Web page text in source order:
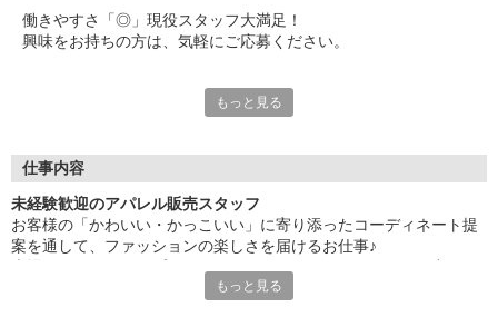
入社時から支給／特別手当
※手当の種類はエリアにより異なります。詳細は面
接時にお尋ねください。
働きやすさ「◎」現役スタッフ大満足！
興味をお持ちの方は、気軽にご応募ください。
復帰後の時短勤務など生活環境に合わせた働き方もできます。こ
【ライブラリースペース（会社内）有】
様々な分野の本を常備！ショップスタッフの利用可能。
【1シーズン1〜2コーデ分支給（規定あり）】
もっと見る
仕事内容
未経験歓迎のアパレル販売スタッフ
お客様の「かわいい・かっこいい」に寄り添ったコーディネート提
案を通して、ファッションの楽しさを届けるお仕事♪
もっと見る